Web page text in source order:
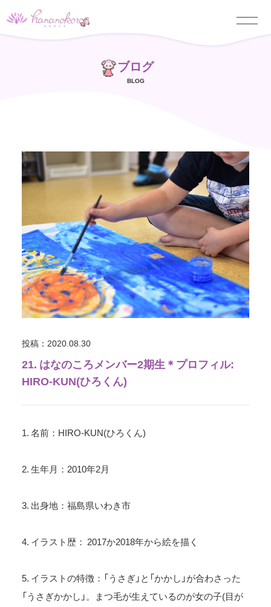
ブログ
BLOG
投稿：2020.08.30
21. はなのころメンバー2期生＊プロフィル:
HIRO-KUN(ひろくん)
1. 名前：HIRO-KUN(ひろくん)
2. 生年月：2010年2月
3. 出身地：福島県いわき市
4. イラスト歴： 2017か2018年から絵を描く
5. イラストの特徴：「うさぎ」と「かかし」が合わさった
「うさぎかかし」。まつ毛が生えているのが女の子(目が